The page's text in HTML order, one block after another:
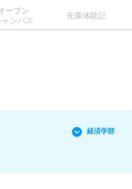
ープン
ャンパス
先輩体験記
経済学部